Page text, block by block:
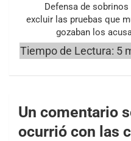
Defensa de
excluir las pruebas que
gozaban los
Un comentario
ocurrió con las